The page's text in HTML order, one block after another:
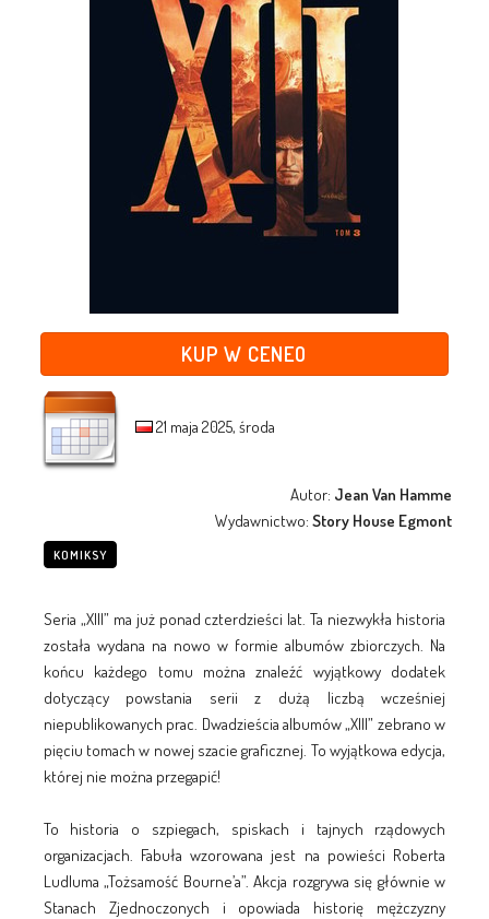
KUP W CENEO
21 maja 2025, środa
Autor: Jean Van Hamme
Wydawnictwo:Story House Egmont
KOMIKSY
Seria „XIII” ma już ponad czterdzieści lat. Ta niezwykła historia
została wydana na nowo w formie albumów zbiorczych. Na
końcu każdego tomu można znaleźć wyjątkowy dodatek
dotyczący powstania serii z dużą liczbą wcześniej
niepublikowanych prac. Dwadzieścia albumów „XIII” zebrano w
pięciu tomach w nowej szacie graficznej. To wyjątkowa edycja,
której nie można przegapić!
To historia o szpiegach, spiskach i tajnych rządowych
organizacjach. Fabuła wzorowana jest na powieści Roberta
Ludluma „Tożsamość Bourne’a”. Akcja rozgrywa się głównie w
Stanach Zjednoczonych i opowiada historię mężczyzny